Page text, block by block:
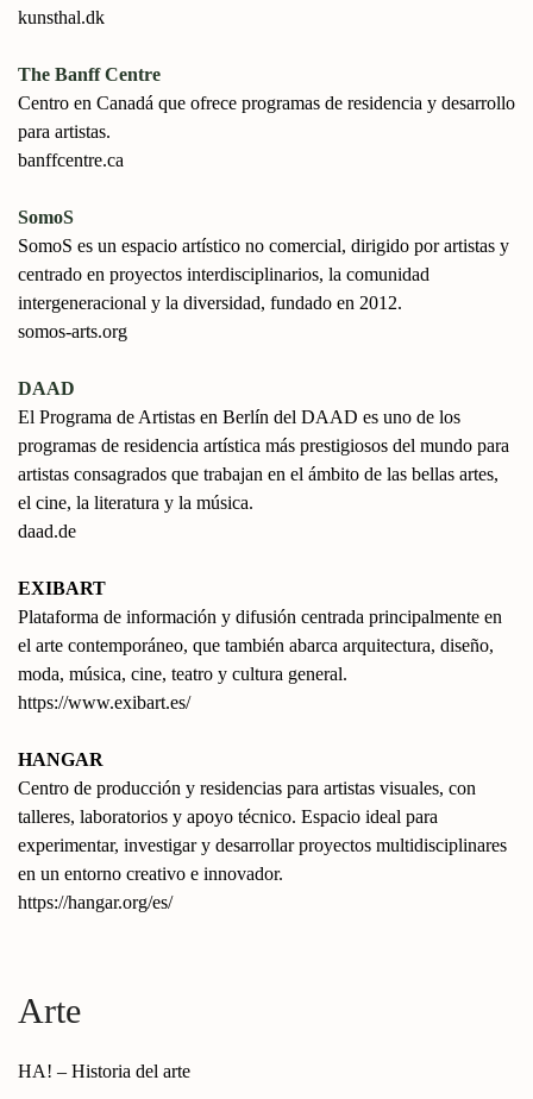
kunsthal.dk
The Banff Centre
Centro en Canadá que ofrece programas de residencia y desarrollo
para artistas.
banffcentre.ca
SomoS
SomoS es un espacio artístico no comercial, dirigido por artistas y
centrado en proyectos interdisciplinarios, la comunidad
intergeneracional y la diversidad, fundado en 2012.
somos-arts.org
DAAD
El Programa de Artistas en Berlín del DAAD es uno de los
programas de residencia artística más prestigiosos del mundo para
artistas consagrados que trabajan en el ámbito de las bellas artes,
el cine, la literatura y la música.
daad.de
EXIBART
Plataforma de información y difusión centrada principalmente en
el arte contemporáneo, que también abarca arquitectura, diseño,
moda, música, cine, teatro y cultura general.
https://www.exibart.es/
HANGAR
Centro de producción y residencias para artistas visuales, con
talleres, laboratorios y apoyo técnico. Espacio ideal para
experimentar, investigar y desarrollar proyectos multidisciplinares
en un entorno creativo e innovador.
https://hangar.org/es/
Arte
HA! – Historia del arte